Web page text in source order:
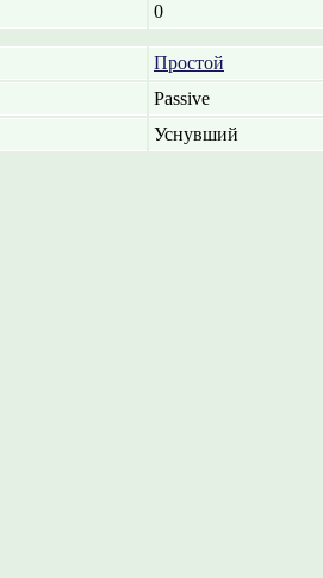
0
Простой
Passive
Уснувший